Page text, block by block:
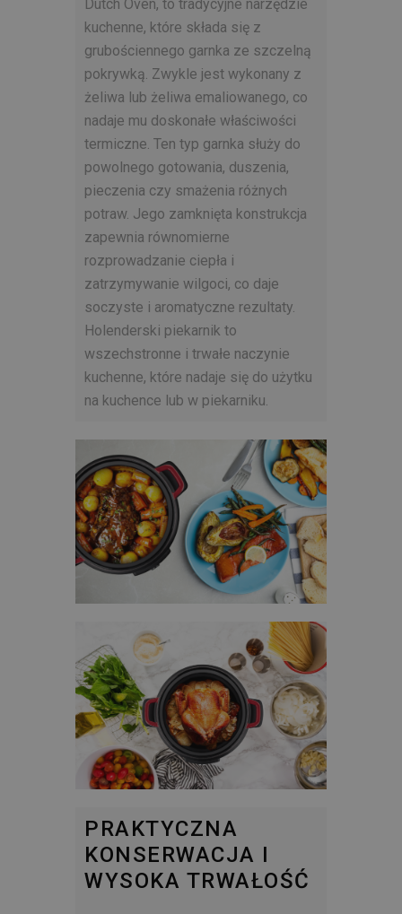
Dutch Oven, to tradycyjne narzędzie
kuchenne, które składa się z
grubościennego garnka ze szczelną
pokrywką. Zwykle jest wykonany z
żeliwa lub żeliwa emaliowanego, co
nadaje mu doskonałe właściwości
termiczne. Ten typ garnka służy do
powolnego gotowania, duszenia,
pieczenia czy smażenia różnych
potraw. Jego zamknięta konstrukcja
zapewnia równomierne
rozprowadzanie ciepła i
zatrzymywanie wilgoci, co daje
soczyste i aromatyczne rezultaty.
Holenderski piekarnik to
wszechstronne i trwałe naczynie
kuchenne, które nadaje się do użytku
na kuchence lub w piekarniku.
PRAKTYCZNA
KONSERWACJA I
WYSOKA TRWAŁOŚĆ